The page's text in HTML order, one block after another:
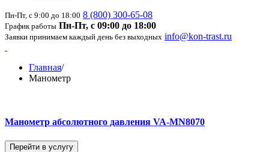
Пн-Пт, с 9:00 до 18:00 8 (800) 300-65-08
График работы Пн-Пт, с 09:00 до 18:00
Заявки принимаем каждый день без выходных info@kon-trast.ru
Главная/
Манометр
Манометр абсолютного давления VA-MN8070
Перейти в услугу